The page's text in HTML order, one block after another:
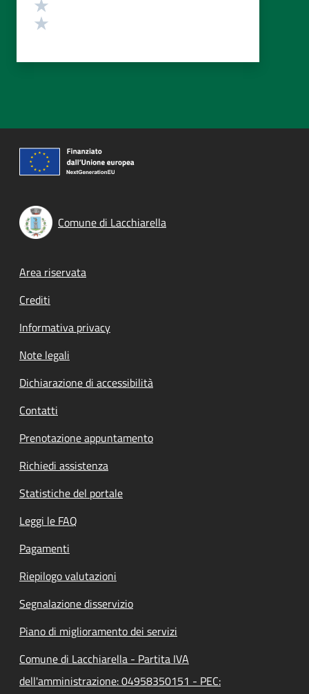
Comune di Lacchiarella
Footer menu
Area riservata
Crediti
Informativa privacy
Note legali
Dichiarazione di accessibilità
Contatti
Prenotazione appuntamento
Richiedi assistenza
Statistiche del portale
Leggi le FAQ
Pagamenti
Riepilogo valutazioni
Segnalazione disservizio
Piano di miglioramento dei servizi
Comune di Lacchiarella - Partita IVA
dell'amministrazione: 04958350151 - PEC: